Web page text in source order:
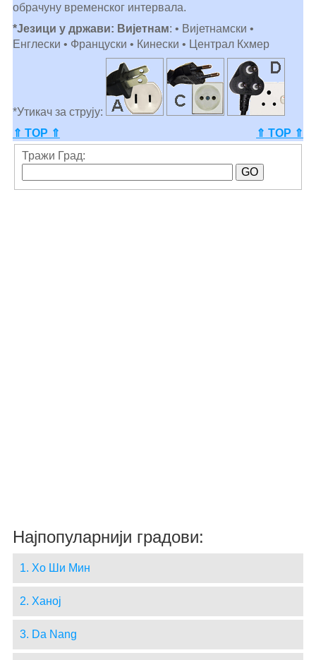
обрачуну временског интервала.
*Језици у држави: Вијетнам: • Вијетнамски •
Енглески • Француски • Кинески • Централ Кхмер
*Утикач за струју:
⇑ TOP ⇑
⇑ TOP ⇑
Тражи Град:
Најпопуларнији градови:
1. Хо Ши Мин
2. Ханој
3. Da Nang